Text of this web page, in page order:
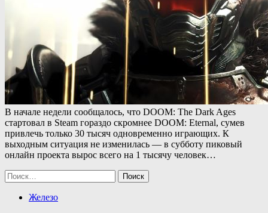
В начале недели сообщалось, что DOOM: The Dark Ages
стартовал в Steam гораздо скромнее DOOM: Eternal, сумев
привлечь только 30 тысяч одновременно играющих. К
выходным ситуация не изменилась — в субботу пиковый
онлайн проекта вырос всего на 1 тысячу человек…
Найти:
Железо